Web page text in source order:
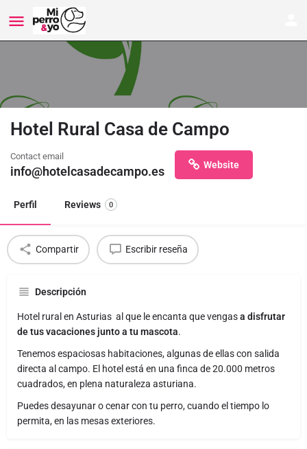
Hotel Rural Casa de Campo
Contact email
info@hotelcasadecampo.es Website
Perfil Reviews 0
Compartir Escribir reseña
Descripción
Hotel rural en Asturias al que le encanta que vengasa disfrutar
de tus vacaciones junto a tu mascota.
Tenemos espaciosas habitaciones, algunas de ellas con salida
directa al campo. El hotel está en una finca de 20.000 metros
cuadrados, en plena naturaleza asturiana.
Puedes desayunar o cenar con tu perro, cuando el tiempo lo
permita, en las mesas exteriores.